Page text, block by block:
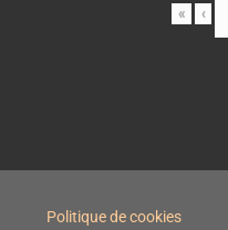
« ‹
Politique de cookies